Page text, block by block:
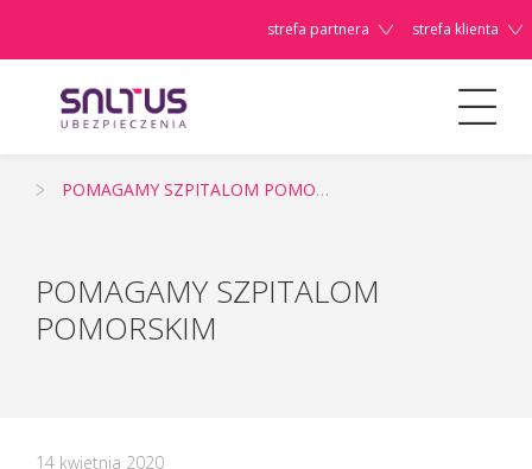
strefa partnera strefa klienta
Państwo,
POMAGAMY SZPITALOM POMORSKIM
POMAGAMY SZPITALOM
POMORSKIM
14 kwietnia 2020